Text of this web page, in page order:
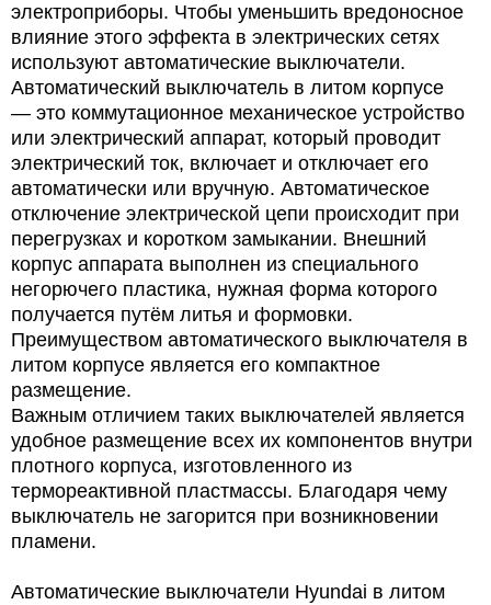
электроприборы. Чтобы уменьшить вредоносное
влияние этого эффекта в электрических сетях
используют автоматические выключатели.
Автоматический выключатель в литом корпусе
— это коммутационное механическое устройство
или электрический аппарат, который проводит
электрический ток, включает и отключает его
автоматически или вручную. Автоматическое
отключение электрической цепи происходит при
перегрузках и коротком замыкании. Внешний
корпус аппарата выполнен из специального
негорючего пластика, нужная форма которого
получается путём литья и формовки.
Преимуществом автоматического выключателя в
литом корпусе является его компактное
размещение.
Важным отличием таких выключателей является
удобное размещение всех их компонентов внутри
плотного корпуса, изготовленного из
термореактивной пластмассы. Благодаря чему
выключатель не загорится при возникновении
пламени.
Автоматические выключатели Hyundai в литом